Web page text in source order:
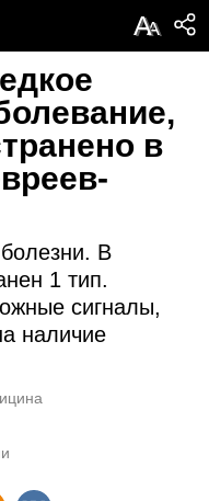
АА
в
В
1 тип.
сигналы,
наличие